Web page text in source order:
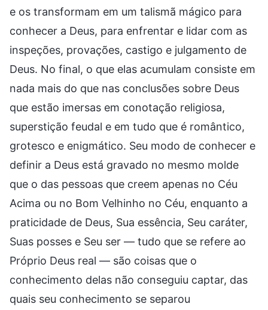
e os transformam em um talismã mágico para
conhecer a Deus, para enfrentar e lidar com as
inspeções, provações, castigo e julgamento de
Deus. No final, o que elas acumulam consiste em
nada mais do que nas conclusões sobre Deus
que estão imersas em conotação religiosa,
superstição feudal e em tudo que é romântico,
grotesco e enigmático. Seu modo de conhecer e
definir a Deus está gravado no mesmo molde
que o das pessoas que creem apenas no Céu
Acima ou no Bom Velhinho no Céu, enquanto a
praticidade de Deus, Sua essência, Seu caráter,
Suas posses e Seu ser — tudo que se refere ao
Próprio Deus real — são coisas que o
conhecimento delas não conseguiu captar, das
quais seu conhecimento se separou